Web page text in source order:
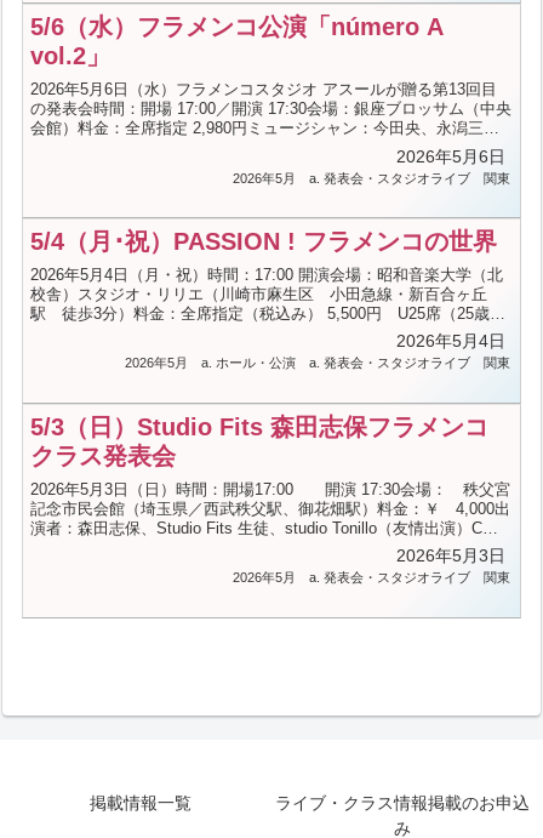
井山直子 荻野リサ 影山奈緒子 小林泰子 小谷野宏司 斎藤恵
子 秦晴美【料金】プレミアム席 23,000円 ※ 両日とも SOL...
（続きを読む）
5/6（水）フラメンコ公演「número A
vol.2」
2026年5月6日（水）フラメンコスタジオ アスールが贈る第13回目
の発表会時間：開場 17:00／開演 17:30会場：銀座ブロッサム（中央
会館）料金：全席指定 2,980円ミュージシャン：今田央、永潟三貴
生、三木重人-----------------------お問合せazul@aikoaoki.com / 03-
2026年5月6日
2026年5月 a. 発表会・スタジオライブ 関東
5/4（月･祝）PASSION ! フラメンコの世界
2026年5月4日（月・祝）時間：17:00 開演会場：昭和音楽大学（北
校舎）スタジオ・リリエ（川崎市麻生区 小田急線・新百合ヶ丘
駅 徒歩3分）料金：全席指定（税込み） 5,500円 U25席（25歳以
下）：2,000円 未就学児不可 障がい者割引20％引き出演：バイラ
オーラ（踊り手）：手下 倭里亜、バイラオーラ（踊り手）：正木清
香、バイラオーラ（踊り手）：三枝麻衣、バイラオール（踊り
カンタオーラ（唄い手）：小松美保ギタリスタ（ギター奏者）：今
田央問合せ：しんゆりチケットセンター：044-959-2255 (9:00 ～
19:30)ネ...（続きを読む）
2026年5月4日
2026年5月 a. ホール・公演 a. 発表会・スタジオライブ 関東
5/3（日）Studio Fits 森田志保フラメンコ
クラス発表会
2026年5月3日（日）時間：開場17:00 開演 17:30会場： 秩父宮
記念市民会館（埼玉県／西武秩父駅、御花畑駅）料金：￥ 4,000出
演者：森田志保、Studio Fits 生徒、studio Tonillo（友情出演）C＝
マヌエル・デ・ラ・マレーナ、川島桂子G＝西井つよし------------------
-----お問合せ-----------------------Studio Fits・設樂晶子電話番号：
0422205898メールアドレス：info@tornillo.jp
2026年5月3日
2026年5月 a. 発表会・スタジオライブ 関東
掲載情報一覧
ライブ・クラス情報掲載のお申込
み